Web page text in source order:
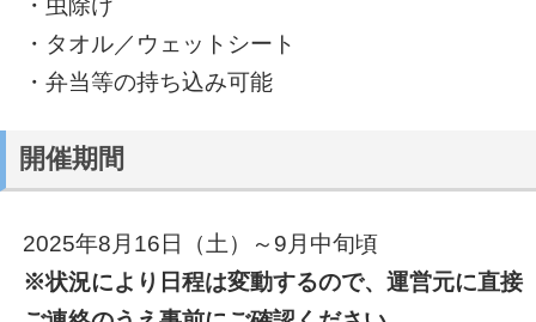
・虫除け
・タオル／ウェットシート
・弁当等の持ち込み可能
開催期間
2025年8月16日（土）～9月中旬頃
※状況により日程は変動するので、運営元に直接